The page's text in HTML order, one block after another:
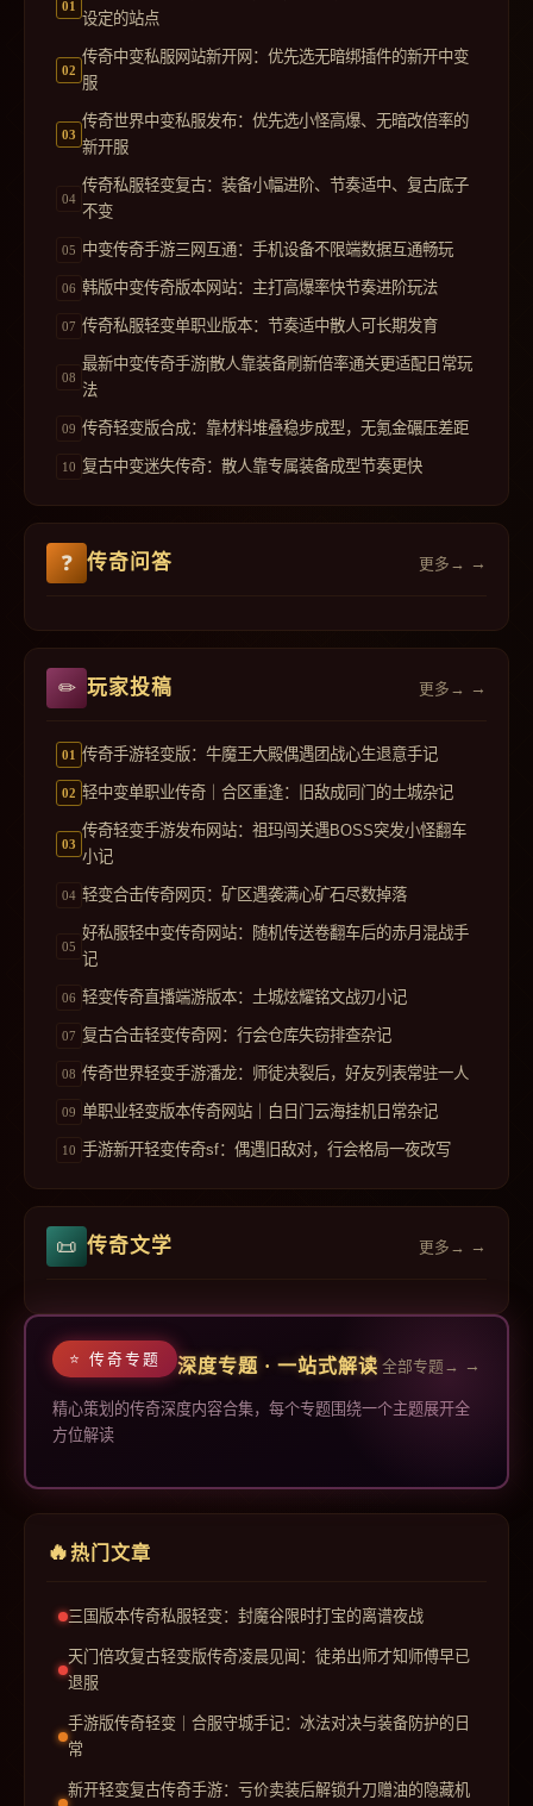
设定的站点
传奇中变私服网站新开网：优先选无暗绑插件的新开中变
服
传奇世界中变私服发布：优先选小怪高爆、无暗改倍率的
新开服
传奇私服轻变复古：装备小幅进阶、节奏适中、复古底子
不变
中变传奇手游三网互通：手机设备不限端数据互通畅玩
韩版中变传奇版本网站：主打高爆率快节奏进阶玩法
传奇私服轻变单职业版本：节奏适中散人可长期发育
最新中变传奇手游|散人靠装备刷新倍率通关更适配日常玩
法
传奇轻变版合成：靠材料堆叠稳步成型，无氪金碾压差距
复古中变迷失传奇：散人靠专属装备成型节奏更快
传奇问答 更多→
玩家投稿 更多→
传奇手游轻变版：牛魔王大殿偶遇团战心生退意手记
轻中变单职业传奇｜合区重逢：旧敌成同门的土城杂记
传奇轻变手游发布网站：祖玛闯关遇BOSS突发小怪翻车
小记
轻变合击传奇网页：矿区遇袭满心矿石尽数掉落
好私服轻中变传奇网站：随机传送卷翻车后的赤月混战手
记
轻变传奇直播端游版本：土城炫耀铭文战刃小记
复古合击轻变传奇网：行会仓库失窃排查杂记
传奇世界轻变手游潘龙：师徒决裂后，好友列表常驻一人
单职业轻变版本传奇网站｜白日门云海挂机日常杂记
手游新开轻变传奇sf：偶遇旧敌对，行会格局一夜改写
传奇文学 更多→
传奇专题 深度专题 · 一站式解读 全部专题→
精心策划的传奇深度内容合集，每个专题围绕一个主题展开全
方位解读
热门文章
三国版本传奇私服轻变：封魔谷限时打宝的离谱夜战
天门倍攻复古轻变版传奇凌晨见闻：徒弟出师才知师傅早已
退服
手游版传奇轻变｜合服守城手记：冰法对决与装备防护的日
常
新开轻变复古传奇手游：亏价卖装后解锁升刀赠油的隐藏机